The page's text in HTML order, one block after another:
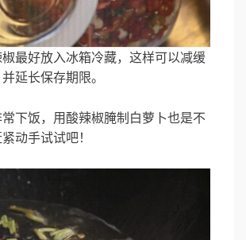
最好放入冰箱冷藏，这样可以减缓
延长保存期限。
下饭，用酸辣椒腌制白萝卜也是不
动手试试吧！